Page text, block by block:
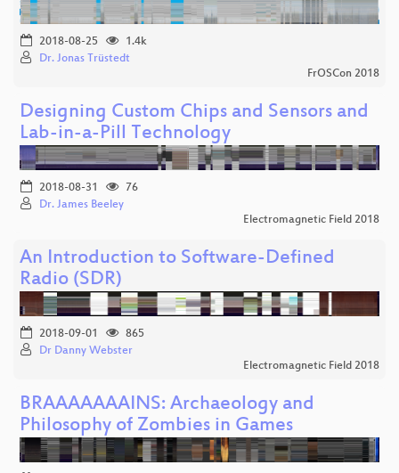
2018-08-25
1.4k
Dr. Jonas Trüstedt
FrOSCon 2018
Designing Custom Chips and Sensors and
Lab-in-a-Pill Technology
2018-08-31
76
Dr. James Beeley
Electromagnetic Field 2018
An Introduction to Software-Defined
Radio (SDR)
2018-09-01
865
Dr Danny Webster
Electromagnetic Field 2018
BRAAAAAAAINS: Archaeology and
Philosophy of Zombies in Games